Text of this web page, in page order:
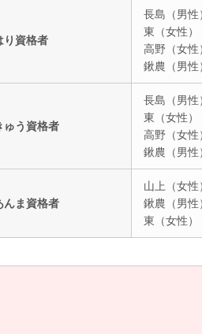
り資格者
長島（男性
東（女性）
高野（女性
鍬農（男性
ゅう資格者
長島（男性
東（女性）
高野（女性
鍬農（男性
んま資格者
山上（女性
鍬農（男性
東（女性）